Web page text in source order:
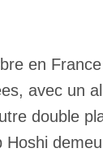
en
avec un
double
Hoshi